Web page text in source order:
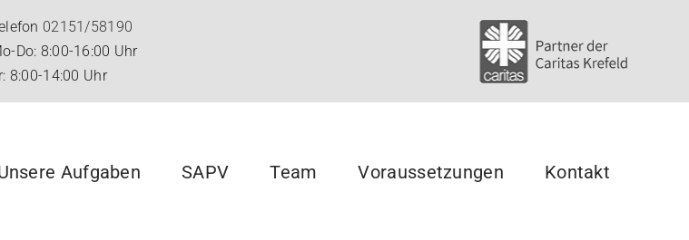
02151/58190
Do: 8:00-16:00 Uhr
8:00-14:00 Uhr
Aufgaben SAPV Team Voraussetzungen Kontakt